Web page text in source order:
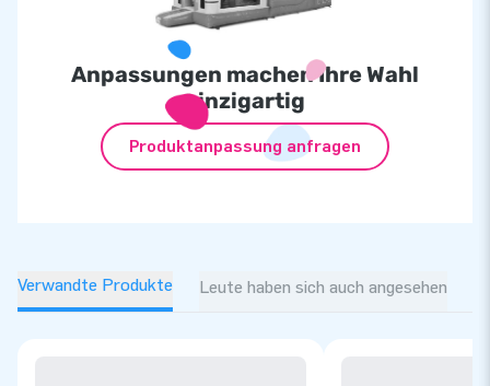
Anpassungen machen Ihre Wahl
einzigartig
Produktanpassung anfragen
Verwandte Produkte Leute haben sich auch angesehen